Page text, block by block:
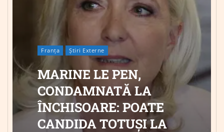
Franța Știri Externe
MARINE LE PEN,
CONDAMNATĂ LA
ÎNCHISOARE: POATE
CANDIDA TOTUȘI LA